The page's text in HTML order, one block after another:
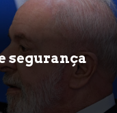
segurança